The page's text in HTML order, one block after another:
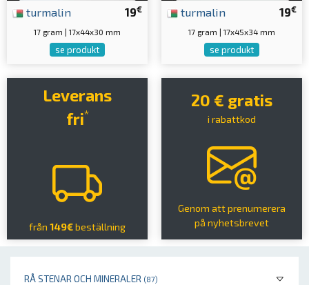
RÅ STENAR OCH MINERALER (87)
19€
turmalin
17 gram | 17x44x30 mm
se produkt
19€
turmalin
17 gram | 17x45x34 mm
se produkt
Leverans
fri*
från 149€beställning
20 € gratis
i rabattkod
Genom att prenumerera
på nyhetsbrevet